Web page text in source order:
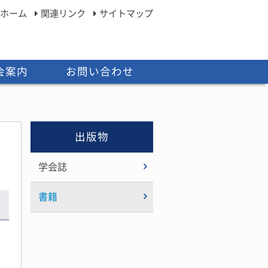
ホーム 関連リンク サイトマップ
案内 お問い合わせ
出版物
学会誌
書籍